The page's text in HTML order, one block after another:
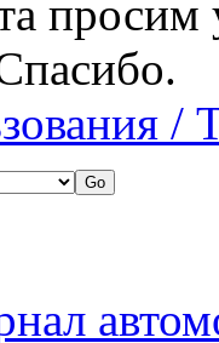
просим
/